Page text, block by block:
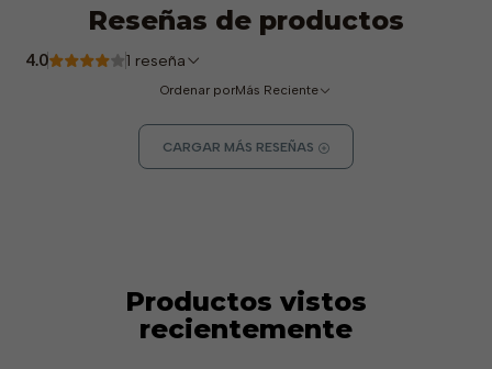
Reseñas de productos
4.0 1 reseña
Ordenar porMás Reciente
CARGAR MÁS RESEÑAS
Productos vistos
recientemente